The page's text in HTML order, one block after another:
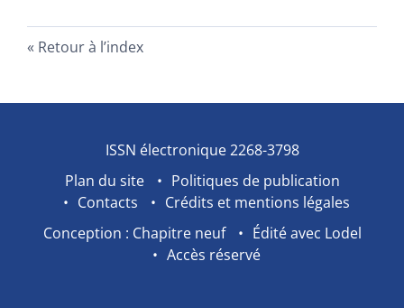
Retour à l’index
ISSN électronique 2268-3798
Plan du site
Politiques de publication
Contacts
Crédits et mentions légales
Conception : Chapitre neuf
Édité avec Lodel
Accès réservé